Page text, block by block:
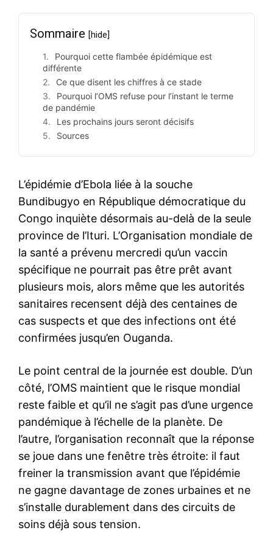
Sommaire [hide]
Pourquoi cette flambée épidémique est
différente
Ce que disent les chiffres à ce stade
Pourquoi l’OMS refuse pour l’instant le terme
de pandémie
Les prochains jours seront décisifs
Sources
L’épidémie d’Ebola liée à la souche
Bundibugyo en République démocratique du
Congo inquiète désormais au-delà de la seule
province de l’Ituri. L’Organisation mondiale de
la santé a prévenu mercredi qu’un vaccin
spécifique ne pourrait pas être prêt avant
plusieurs mois, alors même que les autorités
sanitaires recensent déjà des centaines de
cas suspects et que des infections ont été
confirmées jusqu’en Ouganda.
Le point central de la journée est double. D’un
côté, l’OMS maintient que le risque mondial
reste faible et qu’il ne s’agit pas d’une urgence
pandémique à l’échelle de la planète. De
l’autre, l’organisation reconnaît que la réponse
se joue dans une fenêtre très étroite: il faut
freiner la transmission avant que l’épidémie
ne gagne davantage de zones urbaines et ne
s’installe durablement dans des circuits de
soins déjà sous tension.